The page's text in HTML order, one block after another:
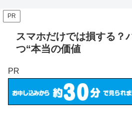
PR
スマホだけでは損する？
つ“本当の価値
PR